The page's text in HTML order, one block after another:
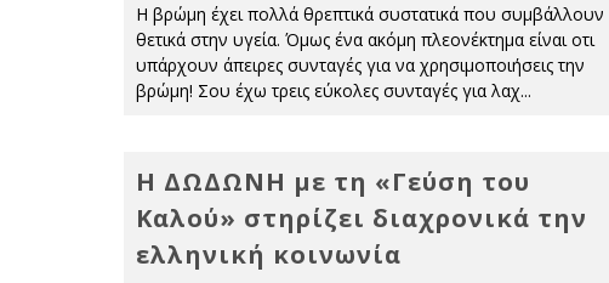
Η βρώμη έχει πολλά θρεπτικά συστατικά που συμβάλλουν
θετικά στην υγεία. Όμως ένα ακόμη πλεονέκτημα είναι οτι
υπάρχουν άπειρες συνταγές για να χρησιμοποιήσεις την
βρώμη! Σου έχω τρεις εύκολες συνταγές για λαχ...
Η ΔΩΔΩΝΗ με τη «Γεύση του
Καλού» στηρίζει διαχρονικά την
ελληνική κοινωνία